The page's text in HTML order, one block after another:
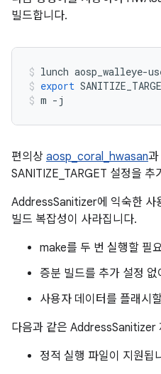
빌드합니다.
lunch aosp_walleye-
export
m - j
편의상 aosp_coral_hwasan과
SANITIZE_TARGET 설정을 추
AddressSanitizer에 익숙한 사
빌드 복잡성이 사라집니다.
make를 두 번 실행할 필
증분 빌드를 추가 설정
사용자 데이터를 플래시
다음과 같은 AddressSanitizer
정적 실행 파일이 지원됩